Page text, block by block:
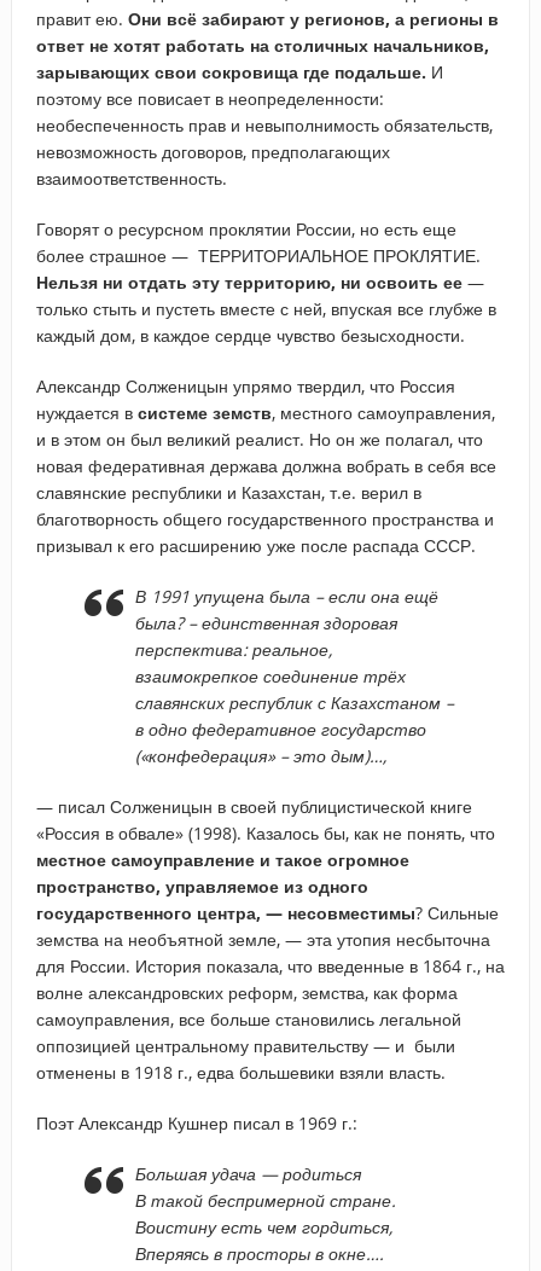
правит ею. Они всё забирают у регионов, а регионы в
ответ не хотят работать на столичных начальников,
зарывающих свои сокровища где подальше. И
поэтому все повисает в неопределенности:
необеспеченность прав и невыполнимость обязательств,
невозможность договоров, предполагающих
взаимоответственность.
Говорят о ресурсном проклятии России, но есть еще
более страшное — ТЕРРИТОРИАЛЬНОЕ ПРОКЛЯТИЕ.
Нельзя ни отдать эту территорию, ни освоить ее —
только стыть и пустеть вместе с ней, впуская все глубже в
каждый дом, в каждое сердце чувство безысходности.
Александр Солженицын упрямо твердил, что Россия
нуждается в системе земств, местного самоуправления,
и в этом он был великий реалист. Но он же полагал, что
новая федеративная держава должна вобрать в себя все
славянские республики и Казахстан, т.е. верил в
благотворность общего государственного пространства и
призывал к его расширению уже после распада СССР.
В 1991 упущена была – если она ещё
была? – единственная здоровая
перспектива: реальное,
взаимокрепкое соединение трёх
славянских республик с Казахстаном –
в одно федеративное государство
(«конфедерация» – это дым)…,
— писал Солженицын в своей публицистической книге
«Россия в обвале» (1998). Казалось бы, как не понять, что
местное самоуправление и такое огромное
пространство, управляемое из одного
государственного центра, — несовместимы? Сильные
земства на необъятной земле, — эта утопия несбыточна
для России. История показала, что введенные в 1864 г., на
волне александровских реформ, земства, как форма
самоуправления, все больше становились легальной
оппозицией центральному правительству — и были
отменены в 1918 г., едва большевики взяли власть.
Поэт Александр Кушнер писал в 1969 г.:
Большая удача — родиться
В такой беспримерной стране.
Воистину есть чем гордиться,
Вперяясь в просторы в окне….